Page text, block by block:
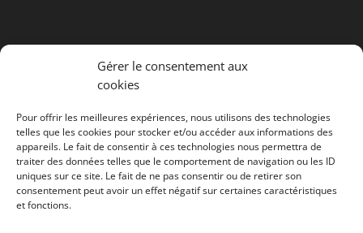
Gérer le consentement aux
cookies
Pour offrir les meilleures expériences, nous utilisons des technologies
telles que les cookies pour stocker et/ou accéder aux informations des
appareils. Le fait de consentir à ces technologies nous permettra de
traiter des données telles que le comportement de navigation ou les ID
uniques sur ce site. Le fait de ne pas consentir ou de retirer son
consentement peut avoir un effet négatif sur certaines caractéristiques
et fonctions.
Horaires:
Sur appel uniquement
Rue des Tertres 8j
2074 Marin-Epagnier
032 753 19 50
info@alterimo.ch